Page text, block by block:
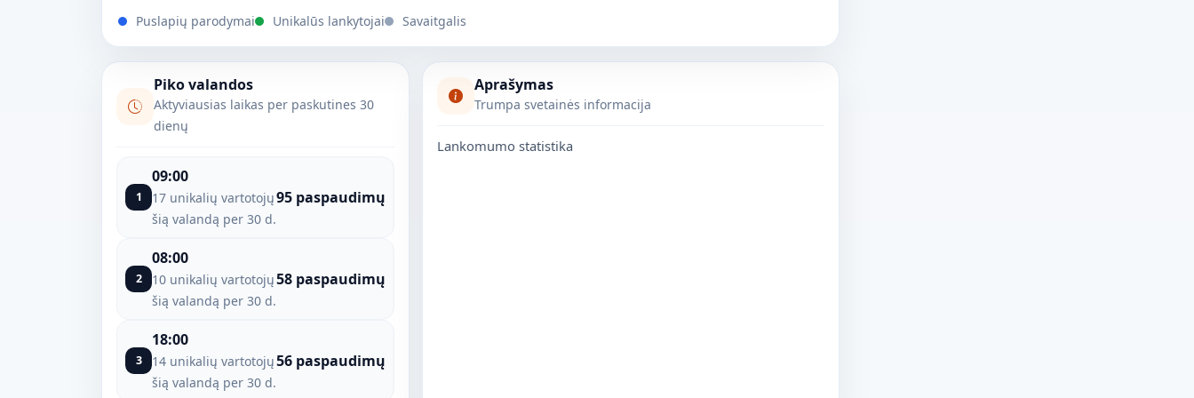
Puslapių parodymai Unikalūs lankytojai Savaitgalis
Piko valandos
Aktyviausias laikas per paskutines 30
dienų
1
09:00
17 unikalių vartotojų
šią valandą per 30 d.
95 paspaudimų
2
08:00
10 unikalių vartotojų
šią valandą per 30 d.
58 paspaudimų
3
18:00
14 unikalių vartotojų
šią valandą per 30 d.
56 paspaudimų
Aprašymas
Trumpa svetainės informacija
Lankomumo statistika